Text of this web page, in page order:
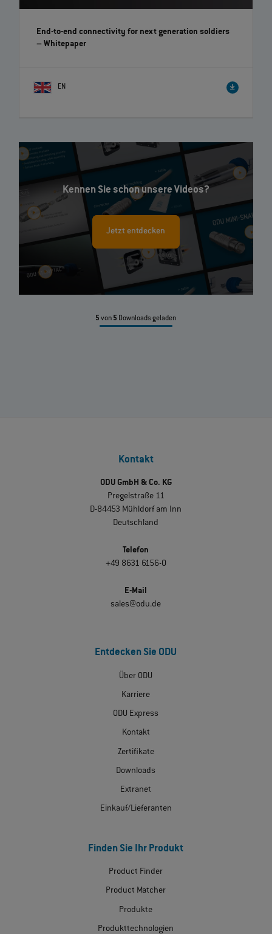
End-to-end connectivity for next generation soldiers
– Whitepaper
EN
Kennen Sie schon unsere Videos?
Jetzt entdecken
5 von 5 Downloads geladen
Kontakt
ODU GmbH & Co. KG
Pregelstraße 11
D-84453 Mühldorf am Inn
Deutschland
Telefon
+49 8631 6156-0
E-Mail
sales@odu.de
Entdecken Sie ODU
Über ODU
Karriere
ODU Express
Kontakt
Zertifikate
Downloads
Extranet
Einkauf/Lieferanten
Finden Sie Ihr Produkt
Product Finder
Product Matcher
Produkte
Produkttechnologien